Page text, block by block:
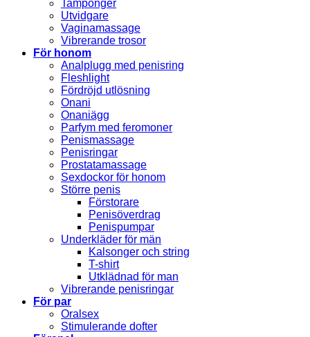
Tamponger
Utvidgare
Vaginamassage
Vibrerande trosor
För honom
Analplugg med penisring
Fleshlight
Fördröjd utlösning
Onani
Onaniägg
Parfym med feromoner
Penismassage
Penisringar
Prostatamassage
Sexdockor för honom
Större penis
Förstorare
Penisöverdrag
Penispumpar
Underkläder för män
Kalsonger och string
T-shirt
Utklädnad för man
Vibrerande penisringar
För par
Oralsex
Stimulerande dofter